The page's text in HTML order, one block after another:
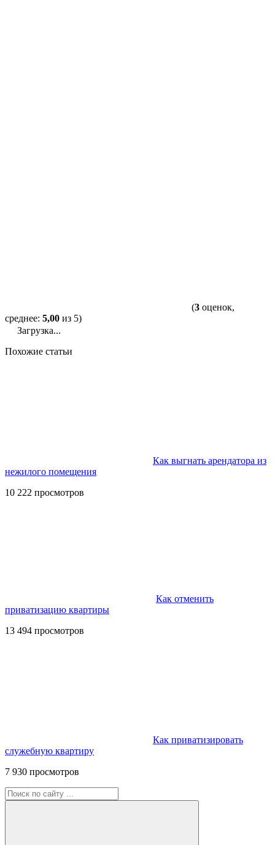
(3 оценок,
среднее: 5,00 из 5)
Загрузка...
Похожие статьи
Как выгнать арендатора из
нежилого помещения
10 222 просмотров
Как отменить
приватизацию квартиры
13 494 просмотров
Как приватизировать
служебную квартиру
7 930 просмотров